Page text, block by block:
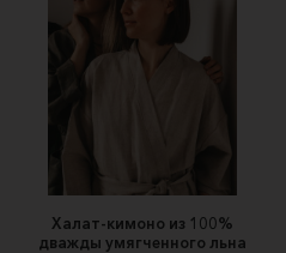
Халат-кимоно из 100%
дважды умягченного льна